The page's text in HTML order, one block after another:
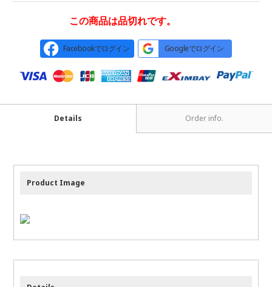
この商品は品切れです。
Facebookでログイン Googleでログイン
Details Order info.
Product Image